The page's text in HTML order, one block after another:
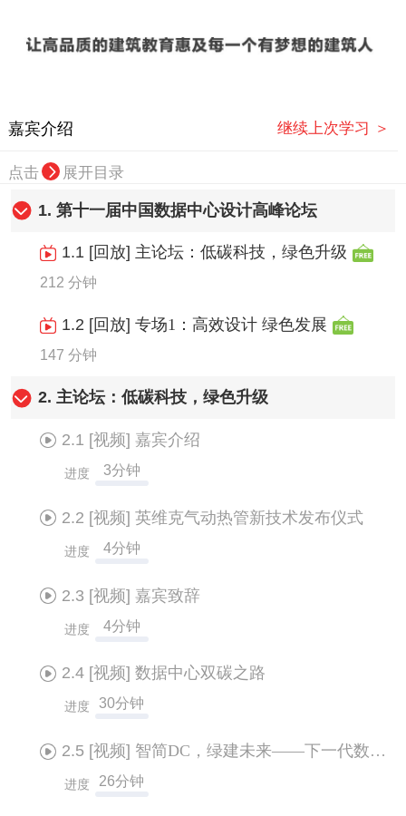
嘉宾介绍 继续上次学习 ＞
点击 展开目录
1. 第十一届中国数据中心设计高峰论坛
1.1 [回放] 主论坛：低碳科技，绿色升级
212 分钟
1.2 [回放] 专场1：高效设计 绿色发展
147 分钟
2. 主论坛：低碳科技，绿色升级
2.1 [视频] 嘉宾介绍
进度 3分钟
2.2 [视频] 英维克气动热管新技术发布仪式
进度 4分钟
2.3 [视频] 嘉宾致辞
进度 4分钟
2.4 [视频] 数据中心双碳之路
进度 30分钟
2.5 [视频] 智简DC，绿建未来——下一代数据中心
进度 26分钟